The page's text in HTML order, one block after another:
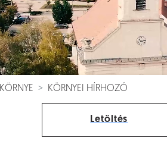
KÖRNYE KÖRNYEI HÍRHOZÓ
Letöltés
Események []